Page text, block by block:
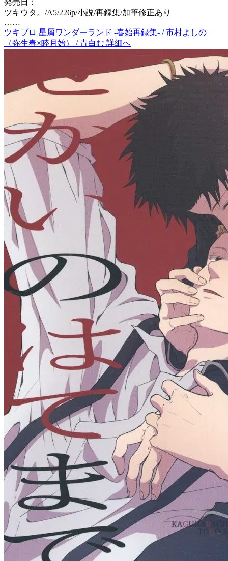
ツキウタ。/A5/226p/小説/再録集/加筆修正あり
……
ツキプロ 星屑ワンダーランド -春始再録集- / 市村よしの
（弥生春×睦月始） / 青白む 詳細へ